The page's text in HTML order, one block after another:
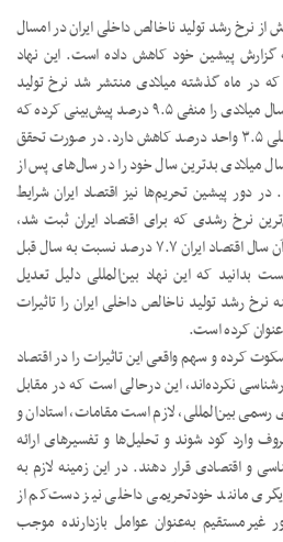
نرخ رشد تولید ناخالص داخلی ایران در امسال
نسبت به گزارش پیشین خود کاهش داده است. این نهاد
در ماه گذشته میلادی منتشر شد نرخ تولید
ناخالص داخلی واقعی ایران در امسال میلادی را منفی ۹.۵ درصد پیش‌بینی کرده که
این رقم در مقایسه با پیش‌بینی قبلی ۳.۵ واحد درصد کاهش دارد. در صورت تحقق
میلادی بدترین سال خود را در سال‌های پس از
دور پیشین تحریم‌ها نیز اقتصاد ایران شرایط
نرخ رشدی که برای اقتصاد ایران ثبت شد،
مربوط به ۷ سال پیش بود که در آن سال اقتصاد ایران ۷.۷ درصد نسبت به سال قبل
بدانید که این نهاد بین‌المللی دلیل تعدیل
رشد تولید ناخالص داخلی ایران را تاثیرات
کرده است.
کرده و سهم واقعی این تاثیرات را در اقتصاد
نکرده‌اند، این درحالی است که در مقابل
رسمی بین‌المللی، لازم است مقامات، استادان و
وارد گود شوند و تحلیل‌ها و تفسیرهای ارائه
و اقتصادی قرار دهند. در این زمینه لازم به
مانند خودتحریمی داخلی نیز دست‌کم از
غیرمستقیم به‌عنوان عوامل بازدارنده موجب